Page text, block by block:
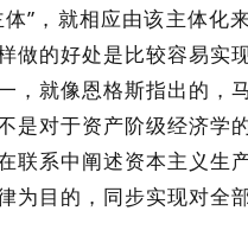
体”，就相应由该主体化
做的好处是比较容易实
，就像恩格斯指出的，
是对于资产阶级经济学
联系中阐述资本主义生
为目的，同步实现对全